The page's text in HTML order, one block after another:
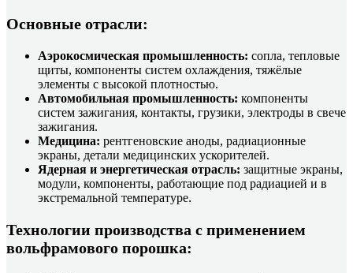
Основные отрасли:
Аэрокосмическая промышленность: сопла, тепловые
щиты, компоненты систем охлаждения, тяжёлые
элементы с высокой плотностью.
Автомобильная промышленность: компоненты
систем зажигания, контакты, грузики, электроды в свече
зажигания.
Медицина: рентгеновские аноды, радиационные
экраны, детали медицинских ускорителей.
Ядерная и энергетическая отрасль: защитные экраны,
модули, компоненты, работающие под радиацией и в
экстремальной температуре.
Технологии производства с применением
вольфрамового порошка: